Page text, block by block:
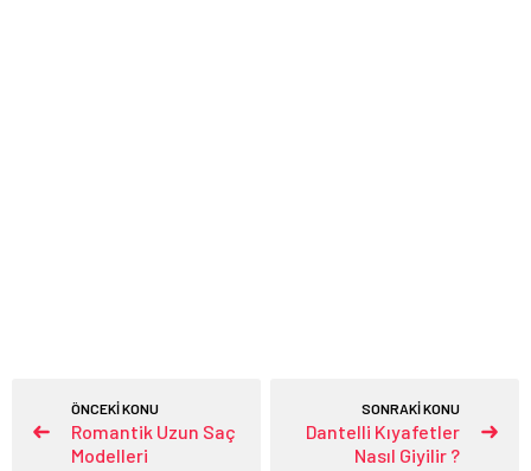
ÖNCEKİ KONU
Romantik Uzun Saç
Modelleri
SONRAKİ KONU
Dantelli Kıyafetler
Nasıl Giyilir ?